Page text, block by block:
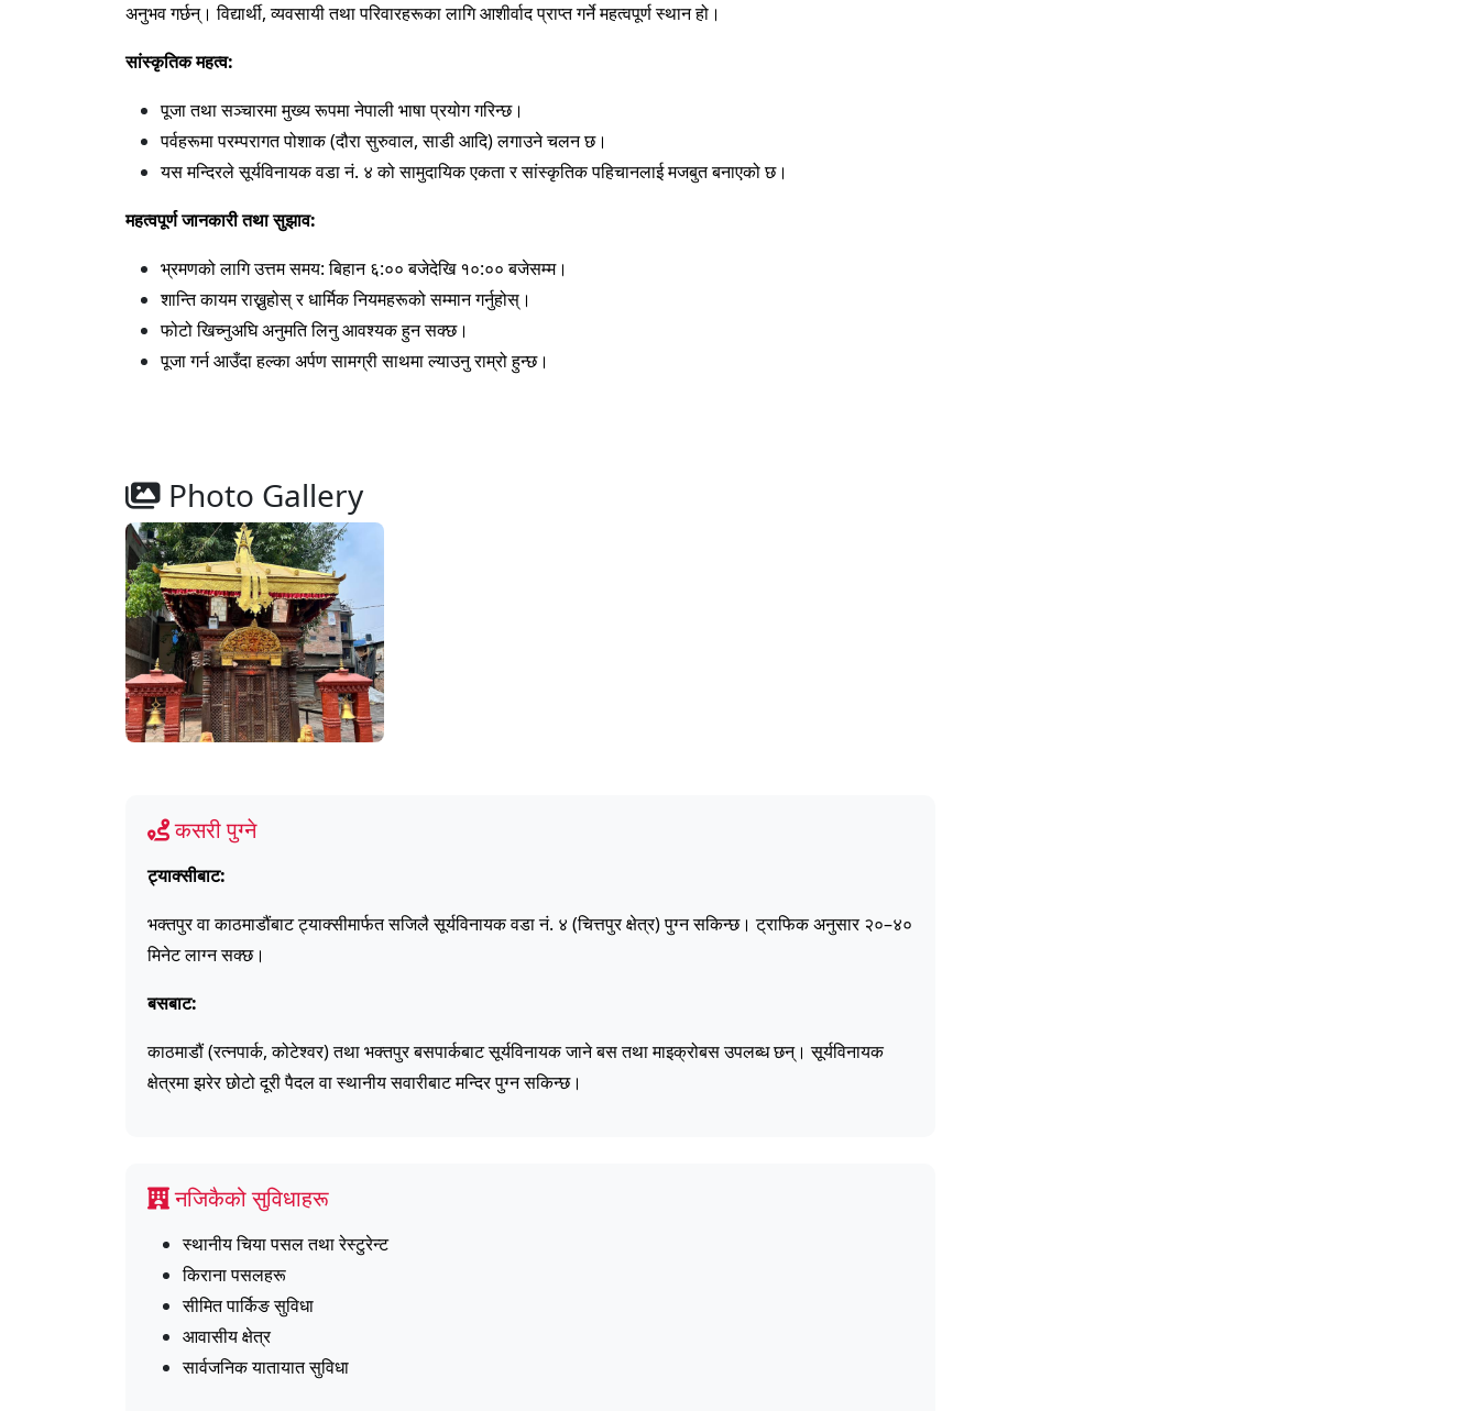
अनुभव गर्छन्। विद्यार्थी, व्यवसायी तथा परिवारहरूका लागि आशीर्वाद प्राप्त गर्ने महत्वपूर्ण स्थान हो।
सांस्कृतिक महत्व:
पूजा तथा सञ्चारमा मुख्य रूपमा नेपाली भाषा प्रयोग गरिन्छ।
पर्वहरूमा परम्परागत पोशाक (दौरा सुरुवाल, साडी आदि) लगाउने चलन छ।
यस मन्दिरले सूर्यविनायक वडा नं. ४ को सामुदायिक एकता र सांस्कृतिक पहिचानलाई मजबुत बनाएको छ।
महत्वपूर्ण जानकारी तथा सुझाव:
भ्रमणको लागि उत्तम समय: बिहान ६:०० बजेदेखि १०:०० बजेसम्म।
शान्ति कायम राख्नुहोस् र धार्मिक नियमहरूको सम्मान गर्नुहोस्।
फोटो खिच्नुअघि अनुमति लिनु आवश्यक हुन सक्छ।
पूजा गर्न आउँदा हल्का अर्पण सामग्री साथमा ल्याउनु राम्रो हुन्छ।
Photo Gallery
कसरी पुग्ने
ट्याक्सीबाट:
भक्तपुर वा काठमाडौंबाट ट्याक्सीमार्फत सजिलै सूर्यविनायक वडा नं. ४ (चित्तपुर क्षेत्र) पुग्न सकिन्छ। ट्राफिक अनुसार २०–४०
मिनेट लाग्न सक्छ।
बसबाट:
काठमाडौं (रत्नपार्क, कोटेश्वर) तथा भक्तपुर बसपार्कबाट सूर्यविनायक जाने बस तथा माइक्रोबस उपलब्ध छन्। सूर्यविनायक
क्षेत्रमा झरेर छोटो दूरी पैदल वा स्थानीय सवारीबाट मन्दिर पुग्न सकिन्छ।
नजिकैको सुविधाहरू
स्थानीय चिया पसल तथा रेस्टुरेन्ट
किराना पसलहरू
सीमित पार्किङ सुविधा
आवासीय क्षेत्र
सार्वजनिक यातायात सुविधा